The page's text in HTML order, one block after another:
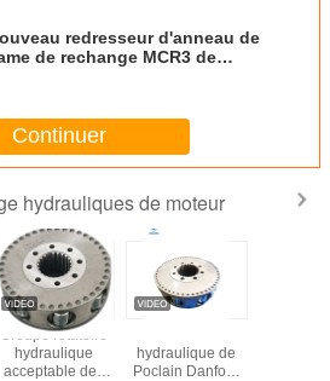
redresseur d'anneau de
de rechange MCR3 de
Continuer
hydrauliques de moteur
Groupe rotatoire
hydraulique
acceptable des
hydraulique de
Poclain Danfoss